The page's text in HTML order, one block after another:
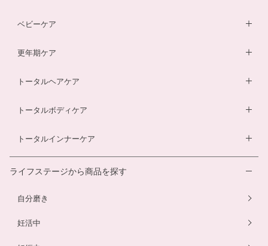
酵素ドリンク
温活シルク腹巻き
DHA・EPAサプリ
ルイボスティー
離乳食サービス
幼児食サービス
骨盤ベルト
ベビーケア
ベビーオイル
更年期ケア
薬用入浴剤
トータルヘアケア
ヘアローション
ヘアカラートリートメント
トータルボディケア
ダイエットサプリ
酵素ドリンク
トータルインナーケア
ライフステージから商品を探す
自分磨き
妊活中